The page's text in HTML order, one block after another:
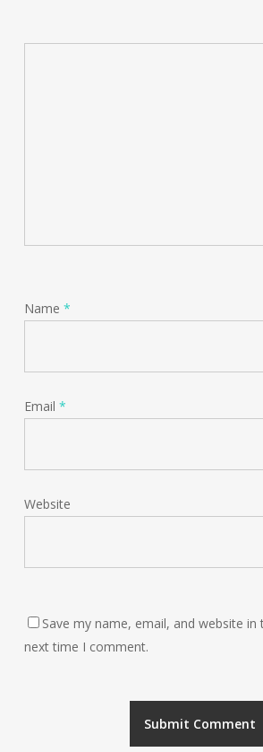
Name *
Email *
Website
Save my name, email, and website
next time I comment.